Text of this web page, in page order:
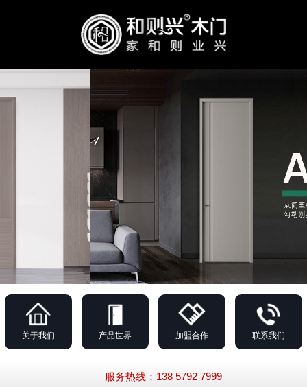
关于我们 产品世界 加盟合作 联系我们
服务热线：138 5792 7999